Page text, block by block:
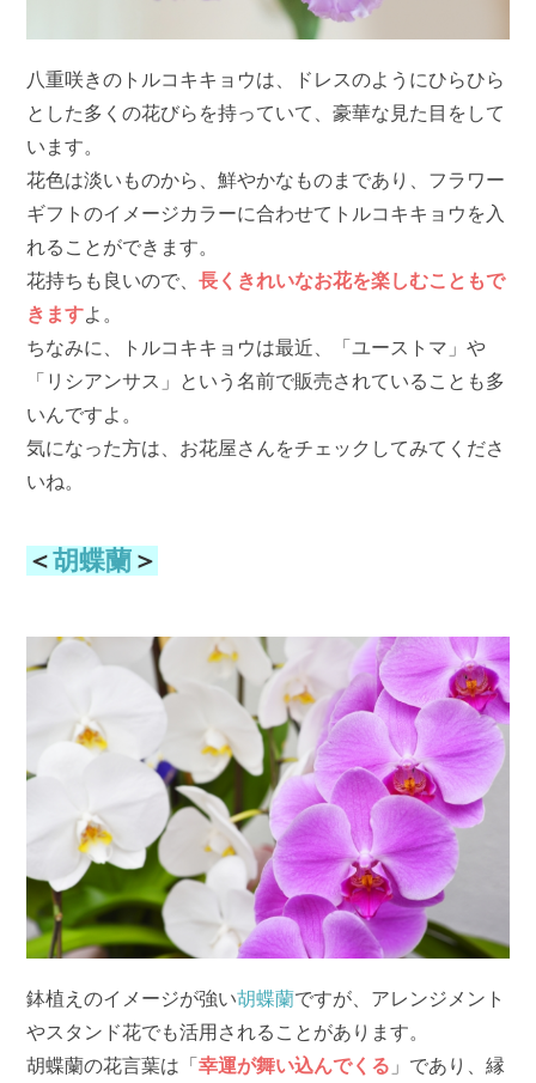
八重咲きのトルコキキョウは、ドレスのようにひらひら
とした多くの花びらを持っていて、豪華な見た目をして
います。
花色は淡いものから、鮮やかなものまであり、フラワー
ギフトのイメージカラーに合わせてトルコキキョウを入
れることができます。
花持ちも良いので、長くきれいなお花を楽しむこともで
きますよ。
ちなみに、トルコキキョウは最近、「ユーストマ」や
「リシアンサス」という名前で販売されていることも多
いんですよ。
気になった方は、お花屋さんをチェックしてみてくださ
いね。
＜胡蝶蘭 ＞
鉢植えのイメージが強い胡蝶蘭ですが、アレンジメント
やスタンド花でも活用されることがあります。
胡蝶蘭の花言葉は「幸運が舞い込んでくる 」であり、縁